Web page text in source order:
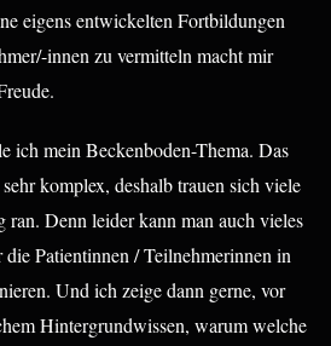
eigens entwickelten Fortbildungen
innen zu vermitteln macht mir
ich mein Beckenboden-Thema. Das
komplex, deshalb trauen sich viele
Denn leider kann man auch vieles
die Patientinnen / Teilnehmerinnen in
Und ich zeige dann gerne, vor
Hintergrundwissen, warum welche